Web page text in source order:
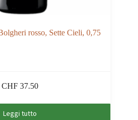
rosso, Sette Cieli, 0,75
CHF 37.50
Leggi tutto